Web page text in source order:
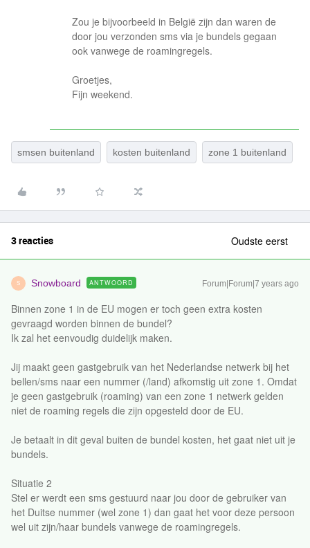
Zou je bijvoorbeeld in België zijn dan waren de
door jou verzonden sms via je bundels gegaan
ook vanwege de roamingregels.
Groetjes,
Fijn weekend.
smsen buitenland kosten buitenland zone 1 buitenland
3 reacties Oudste eerst
S Snowboard ANTWOORD Forum|Forum|7 years ago
Binnen zone 1 in de EU mogen er toch geen extra kosten
gevraagd worden binnen de bundel?
Ik zal het eenvoudig duidelijk maken.
Jij maakt geen gastgebruik van het Nederlandse netwerk bij het
bellen/sms naar een nummer (/land) afkomstig uit zone 1. Omdat
je geen gastgebruik (roaming) van een zone 1 netwerk gelden
niet de roaming regels die zijn opgesteld door de EU.
Je betaalt in dit geval buiten de bundel kosten, het gaat niet uit je
bundels.
Situatie 2
Stel er werdt een sms gestuurd naar jou door de gebruiker van
het Duitse nummer (wel zone 1) dan gaat het voor deze persoon
wel uit zijn/haar bundels vanwege de roamingregels.